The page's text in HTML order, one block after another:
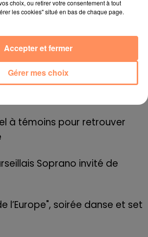
la nuit !
électrifiés pour 2023 !
à témoins pour retrouver
Soprano invité de
l’Europe", soirée danse et set
choix, ou retirer votre consentement à tout
les cookies" situé en bas de chaque page.
Gérer mes choix
Accepter et fermer